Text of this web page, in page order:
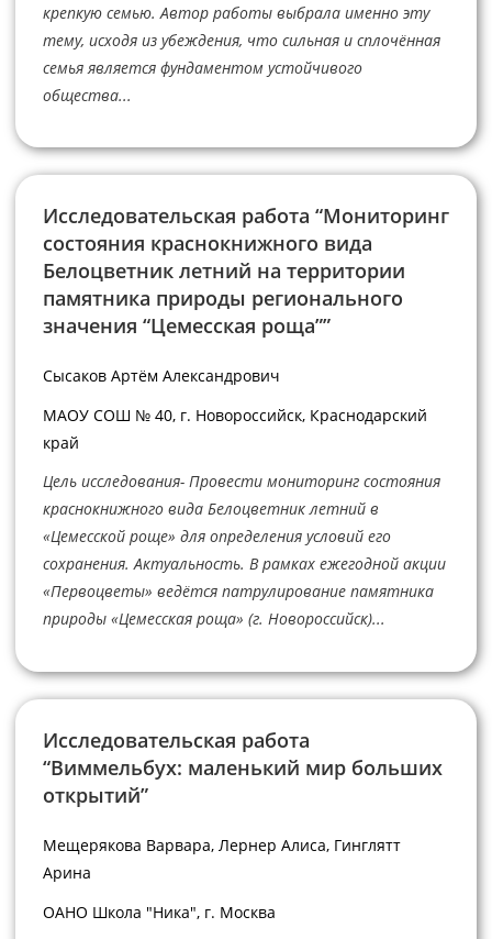
крепкую семью. Автор работы выбрала именно эту
тему, исходя из убеждения, что сильная и сплочённая
семья является фундаментом устойчивого
общества...
Исследовательская работа “Мониторинг
состояния краснокнижного вида
Белоцветник летний на территории
памятника природы регионального
значения “Цемесская роща””
Сысаков Артём Александрович
МАОУ СОШ № 40, г. Новороссийск, Краснодарский
край
Цель исследования- Провести мониторинг состояния
краснокнижного вида Белоцветник летний в
«Цемесской роще» для определения условий его
сохранения. Актуальность. В рамках ежегодной акции
«Первоцветы» ведётся патрулирование памятника
природы «Цемесская роща» (г. Новороссийск)...
Исследовательская работа
“Виммельбух: маленький мир больших
открытий”
Мещерякова Варвара, Лернер Алиса, Гинглятт
Арина
ОАНО Школа "Ника", г. Москва